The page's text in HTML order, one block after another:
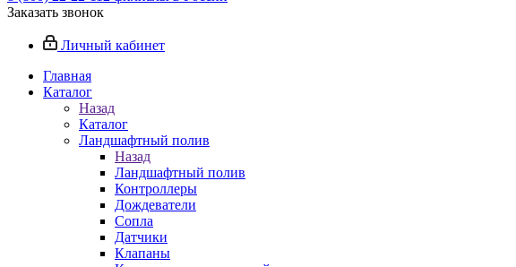
Заказать звонок
Личный кабинет
Главная
Каталог
Назад
Каталог
Ландшафтный полив
Назад
Ландшафтный полив
Контроллеры
Дождеватели
Сопла
Датчики
Клапаны